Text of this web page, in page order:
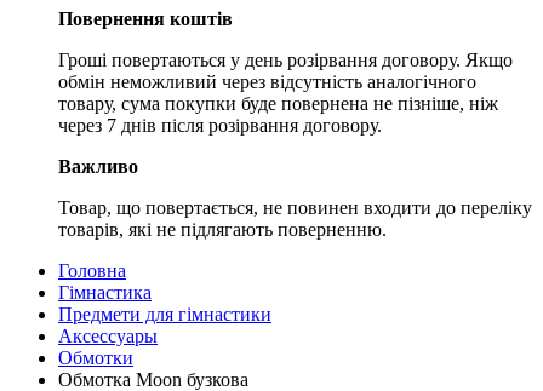
Повернення коштів
Гроші повертаються у день розірвання договору. Якщо
обмін неможливий через відсутність аналогічного
товару, сума покупки буде повернена не пізніше, ніж
через 7 днів після розірвання договору.
Важливо
Товар, що повертається, не повинен входити до переліку
товарів, які не підлягають поверненню.
Головна
Гімнастика
Предмети для гімнастики
Аксессуары
Обмотки
Обмотка Moon бузкова